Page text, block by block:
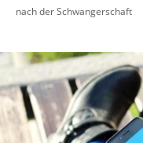
nach der Schwangerschaft